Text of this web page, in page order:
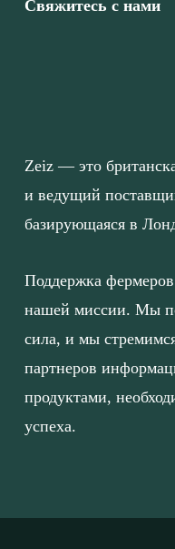
Свяжитесь с нами
Zeiz — это
и ведущий
базирующаяся в
Поддержка
нашей миссии. Мы
сила, и мы
партнеров
продуктами,
успеха.